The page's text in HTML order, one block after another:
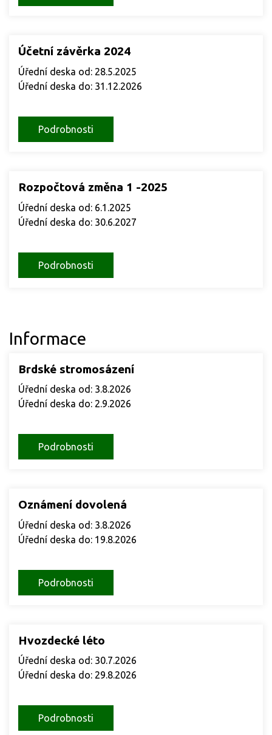
Účetní závěrka 2024
Úřední deska od: 28.5.2025
Úřední deska do: 31.12.2026
Podrobnosti
Rozpočtová změna 1 -2025
Úřední deska od: 6.1.2025
Úřední deska do: 30.6.2027
Podrobnosti
Informace
Brdské stromosázení
Úřední deska od: 3.8.2026
Úřední deska do: 2.9.2026
Podrobnosti
Oznámení dovolená
Úřední deska od: 3.8.2026
Úřední deska do: 19.8.2026
Podrobnosti
Hvozdecké léto
Úřední deska od: 30.7.2026
Úřední deska do: 29.8.2026
Podrobnosti